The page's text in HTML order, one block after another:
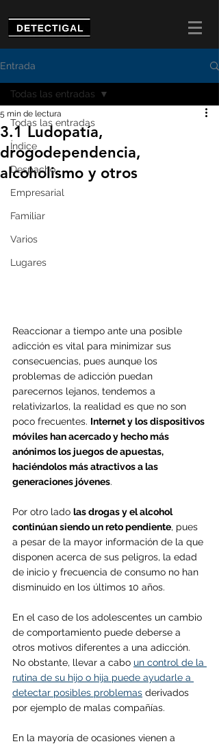
Entrada
Todas las entradas
Índice
Despacho
Empresarial
Familiar
Varios
Lugares
Todas las entradas
3.1 Ludopatía,
drogodependencia,
alcoholismo y otros
5 min de lectura
Reaccionar a tiempo ante una posible
adicción es vital para minimizar sus
consecuencias, pues aunque los
problemas de adicción puedan
parecernos lejanos, tendemos a
relativizarlos, la realidad es que no son
poco frecuentes. Internet y los dispositivos
móviles han acercado y hecho más
anónimos los juegos de apuestas,
haciéndolos más atractivos a las
generaciones jóvenes.
Por otro lado las drogas y el alcohol
continúan siendo un reto pendiente, pues
a pesar de la mayor información de la que
disponen acerca de sus peligros, la edad
de inicio y frecuencia de consumo no han
disminuido en los últimos 10 años.
En el caso de los adolescentes un cambio
de comportamiento puede deberse a
otros motivos diferentes a una adicción.
No obstante, llevar a cabo un control de la
rutina de su hijo o hija puede ayudarle a
detectar posibles problemas derivados
por ejemplo de malas compañías.
En la mayoría de ocasiones vienen a